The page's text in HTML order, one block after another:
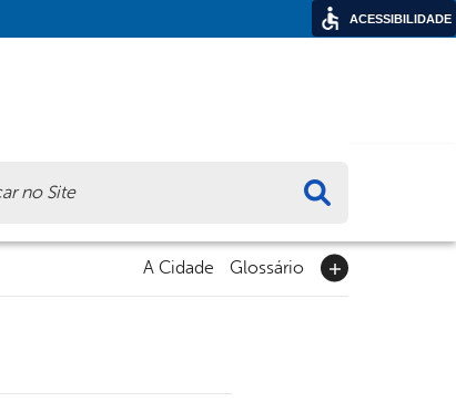
A Cidade Glossário
ACESSIBILIDADE